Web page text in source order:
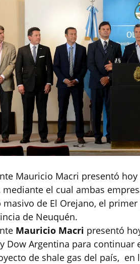
Mauricio Macri presentó
mediante el cual ambas
de El Orejano, el
de Neuquén.
Mauricio Macri presentó
Dow Argentina para continuar
de shale gas del país,